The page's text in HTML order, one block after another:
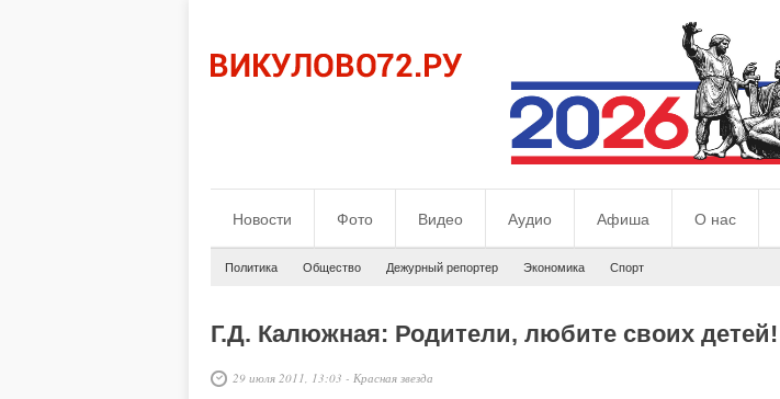
Новости Фото Видео Аудио Афиша О нас
Политика Общество Дежурный репортер Экономика Спорт
Г.Д. Калюжная: Родители, любите своих детей!
29 июля 2011, 13:03 - Красная звезда